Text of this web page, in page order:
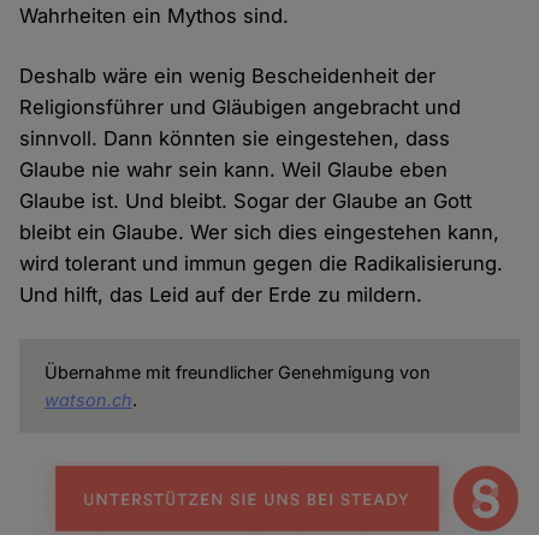
Wahrheiten ein Mythos sind.
Deshalb wäre ein wenig Bescheidenheit der
Religionsführer und Gläubigen angebracht und
sinnvoll. Dann könnten sie eingestehen, dass
Glaube nie wahr sein kann. Weil Glaube eben
Glaube ist. Und bleibt. Sogar der Glaube an Gott
bleibt ein Glaube. Wer sich dies eingestehen kann,
wird tolerant und immun gegen die Radikalisierung.
Und hilft, das Leid auf der Erde zu mildern.
Übernahme mit freundlicher Genehmigung von
watson.ch.